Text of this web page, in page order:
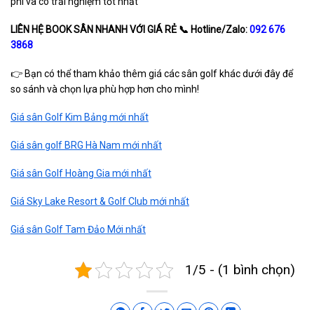
LIÊN HỆ BOOK SÂN NHANH VỚI GIÁ RẺ 📞 Hotline/Zalo:092 676
3868
👉 Bạn có thể tham khảo thêm giá các sân golf khác dưới đây để
so sánh và chọn lựa phù hợp hơn cho mình!
Giá sân Golf Kim Bảng mới nhất
Giá sân golf BRG Hà Nam mới nhất
Giá sân Golf Hoàng Gia mới nhất
Giá Sky Lake Resort & Golf Club mới nhất
Giá sân Golf Tam Đảo Mới nhất
1/5 - (1 bình chọn)